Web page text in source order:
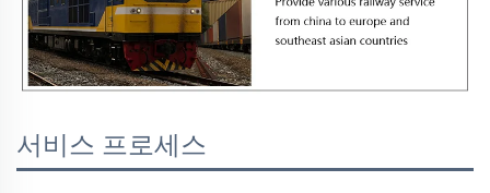
서비스 프로세스